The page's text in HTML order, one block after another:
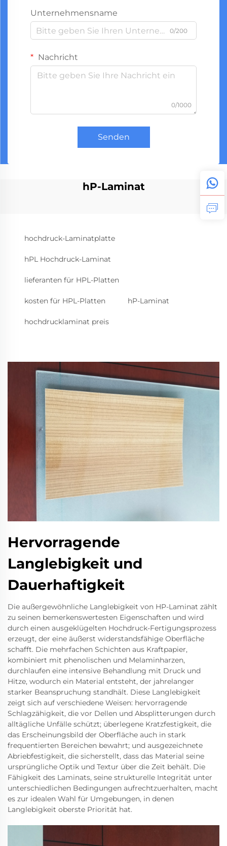
Unternehmensname
0/200
Nachricht
0/1000
Senden
hP-Laminat
hochdruck-Laminatplatte
hPL Hochdruck-Laminat
lieferanten für HPL-Platten
kosten für HPL-Platten hP-Laminat
hochdrucklaminat preis
Hervorragende
Langlebigkeit und
Dauerhaftigkeit
Die außergewöhnliche Langlebigkeit von HP-Laminat zählt
zu seinen bemerkenswertesten Eigenschaften und wird
durch einen ausgeklügelten Hochdruck-Fertigungsprozess
erzeugt, der eine äußerst widerstandsfähige Oberfläche
schafft. Die mehrfachen Schichten aus Kraftpapier,
kombiniert mit phenolischen und Melaminharzen,
durchlaufen eine intensive Behandlung mit Druck und
Hitze, wodurch ein Material entsteht, der jahrelanger
starker Beanspruchung standhält. Diese Langlebigkeit
zeigt sich auf verschiedene Weisen: hervorragende
Schlagzähigkeit, die vor Dellen und Absplitterungen durch
alltägliche Unfälle schützt; überlegene Kratzfestigkeit, die
das Erscheinungsbild der Oberfläche auch in stark
frequentierten Bereichen bewahrt; und ausgezeichnete
Abriebfestigkeit, die sicherstellt, dass das Material seine
ursprüngliche Optik und Textur über die Zeit behält. Die
Fähigkeit des Laminats, seine strukturelle Integrität unter
unterschiedlichen Bedingungen aufrechtzuerhalten, macht
es zur idealen Wahl für Umgebungen, in denen
Langlebigkeit oberste Priorität hat.